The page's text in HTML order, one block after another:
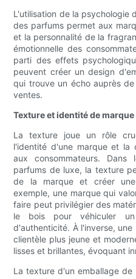
L'utilisation de la psychologie
des parfums permet aux
et la personnalité de la
émotionnelle des
parti des effets
peuvent créer un design
qui trouve un écho auprès
ventes.
Texture et identité de marque
La texture joue un rôle
l'identité d'une marque et la
aux consommateurs.
parfums de luxe, la texture
de la marque et créer une
exemple, une marque qui
faire peut privilégier des
le bois pour véhiculer
d'authenticité. À l'inverse,
clientèle plus jeune et
lisses et brillantes, évoquant
La texture d'un emballage